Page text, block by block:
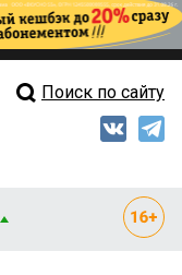
выпуск
Поиск по сайту